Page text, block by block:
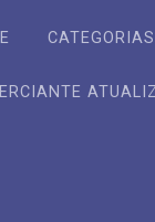
CATEGORIAS